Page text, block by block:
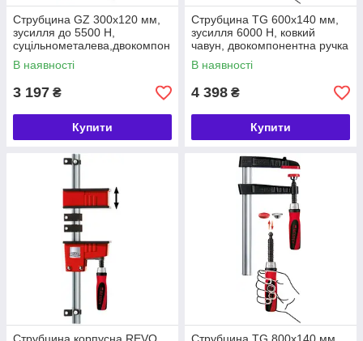
Струбцина GZ 300х120 мм,
зусилля до 5500 Н,
суцільнометалева,двокомпон
ентна рукоятка BESSEY
(БЕССЕЙ)
В наявності
3 197 ₴
Купити
Струбцина TG 600х140 мм,
зусилля 6000 Н, ковкий
чавун, двокомпонентна ручка
BESSEY (БЕССЕЙ)
В наявності
4 398 ₴
Купити